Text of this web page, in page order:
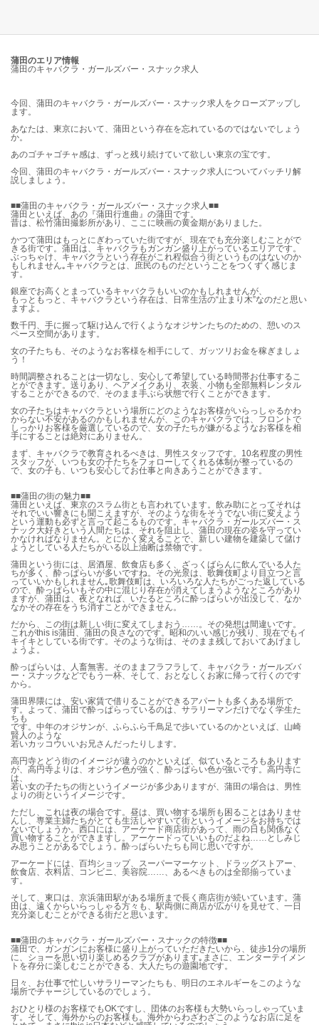
蒲田のエリア情報
蒲田のキャバクラ・ガールズバー・スナック求人
今回、蒲田のキャバクラ・ガールズバー・スナック求人をクローズアップし
ます。
あなたは、東京において、蒲田という存在を忘れているのではないでしょう
か。
あのゴチャゴチャ感は、ずっと残り続けていて欲しい東京の宝です。
今回、蒲田のキャバクラ・ガールズバー・スナック求人についてバッチリ解
説しましょう。
■■蒲田のキャバクラ・ガールズバー・スナック求人■■
蒲田といえば、あの『蒲田行進曲』の蒲田です。
昔は、松竹蒲田撮影所があり、ここに映画の黄金期がありました。
かつて蒲田はもっとにぎわっていた街ですが、現在でも充分楽しむことがで
きる街です。蒲田は、キャバクラもガンガン盛り上がっているエリアです。
ぶっちゃけ、キャバクラという存在がこれ程似合う街というものはないのか
もしれません｡キャバクラとは、庶民のものだということをつくずく感じま
す。
銀座でお高くとまっているキャバクラもいいのかもしれませんが、
もっともっと、キャバクラという存在は、日常生活の“止まり木”なのだと思い
ますよ。
数千円、手に握って駆け込んで行くようなオジサンたちのための、憩いのス
ペース空間があります。
女の子たちも、そのようなお客様を相手にして、ガッツリお金を稼ぎましょ
う！
時間調整されることは一切なし、安心して希望している時間帯お仕事するこ
とができます。送りあり、ヘアメイクあり、衣装、小物も全部無料レンタル
することができるので、そのまま手ぶら状態で行くことができます。
女の子たちはキャバクラという場所にどのようなお客様がいらっしゃるかわ
からない不安があるのかもしれませんが、このキャバクラでは、フロントで
しっかりお客様を厳選しているので、女の子たちが嫌がるようなお客様を相
手にすることは絶対にありません。
まず、キャバクラで教育されるべきは、男性スタッフです。10名程度の男性
スタッフが、いつも女の子たちをフォローしてくれる体制が整っているの
で、女の子も、いつも安心してお仕事と向きあうことができます。
■■蒲田の街の魅力■■
蒲田といえば、東京のスラム街とも言われています。飲み助にとってそれは
それでいい響きにも聞こえますが、そのような街をそうでない街に変えよう
という運動も必ずと言って起こるものです。キャバクラ・ガールズバー・ス
ナック大好きという人間たちは、それを阻止し、蒲田の現在の姿を守ってい
かなければなりません。とにかく変えることで、新しい建物を建築して儲け
ようとしている人たちがいる以上油断は禁物です。
蒲田という街には、居酒屋、飲食店も多く、ざっくばらんに飲んでいる人た
ちが多く、酔っぱらいが多いですね。その光景は、歌舞伎町より目立つと言
っていいかもしれません｡歌舞伎町は、いろいろな人たちがごった返している
ので、酔っぱらいもその中に混じり存在が消えてしまうようなところがあり
ますが、蒲田は、夜となれば、いたるところに酔っぱらいが出没して、なか
なかその存在をうち消すことができません。
だから、この街は新しい街に変えてしまおう……。その発想は間違いです。
これがthis is蒲田、蒲田の良さなのです。昭和のいい感じが残り、現在でもイ
キイキとしている街です。そのような街は、そのまま残しておいてあげまし
ょうよ。
酔っぱらいは、人畜無害。そのままフラフラして、キャバクラ・ガールズバ
ー・スナックなどでもう一杯、そして、おとなしくお家に帰って行くのです
から。
蒲田界隈には、安い家賃で借りることができるアパートも多くある場所で
す。よって、蒲田で酔っぱらっているのは、サラリーマンだけでなく学生た
ちも
です。中年のオジサンが、ふらふら千鳥足で歩いているのかといえば、山崎
賢人のような
若いカッコウいいお兄さんだったりします。
高円寺とどう街のイメージが違うのかといえば、似ているところもあります
が、高円寺よりは、オジサン色が強く、酔っぱらい色が強いです。高円寺に
は、
若い女の子たちの街というイメージが多少ありますが、蒲田の場合は、男性
よりの街というイメージです。
ただし、これは夜の場合です。昼は、買い物する場所も困ることはありませ
んし、専業主婦たちがとても生活しやすいて街というイメージをお持ちでは
ないでしょうか。西口には、アーケード商店街があって、雨の日も関係なく
買い物することができますし。アーケードっていいものだよね……としみじ
み思うことがあるでしょう。酔っぱらいたちも同じ思いですが。
アーケードには、百均ショップ、スーパーマーケット、ドラッグストアー、
飲食店、衣料店、コンビニ、美容院……、あるべきものは全部揃っていま
す。
そして、東口は、京浜蒲田駅がある場所まで長く商店街が続いています。蒲
田は、遠くからいらっしゃる方々も、駅両側に商店が広がりを見せて、一日
充分楽しむことができる街だと思います。
■■蒲田のキャバクラ・ガールズバー・スナックの特徴■■
蒲田で、ガンガンにお客様に盛り上がっていただきたいから、徒歩1分の場所
に、ショーを思い切り楽しめるクラブがあります｡まさに、エンターテイメン
トを存分に楽しむことができる、大人たちの遊園地です。
日々、お仕事で忙しいサラリーマンたちも、明日のエネルギーをこのような
場所でチャージしているのでしょう。
おひとり様のお客様でもOKですし、団体のお客様も大勢いらっしゃっていま
す。そして、海外からのお客様も。海外からわざわざこのようなお店に足を